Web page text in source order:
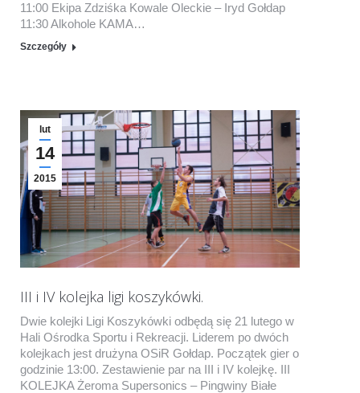
11:00 Ekipa Zdziśka Kowale Oleckie – Iryd Gołdap
11:30 Alkohole KAMA…
Szczegóły
lut
14
2015
III i IV kolejka ligi koszykówki.
Dwie kolejki Ligi Koszykówki odbędą się 21 lutego w
Hali Ośrodka Sportu i Rekreacji. Liderem po dwóch
kolejkach jest drużyna OSiR Gołdap. Początek gier o
godzinie 13:00. Zestawienie par na III i IV kolejkę. III
KOLEJKA Żeroma Supersonics – Pingwiny Białe